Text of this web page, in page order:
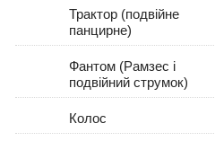
Трактор (подвійне
панцирне)
Фантом (Рамзес і
подвійний струмок)
Колос